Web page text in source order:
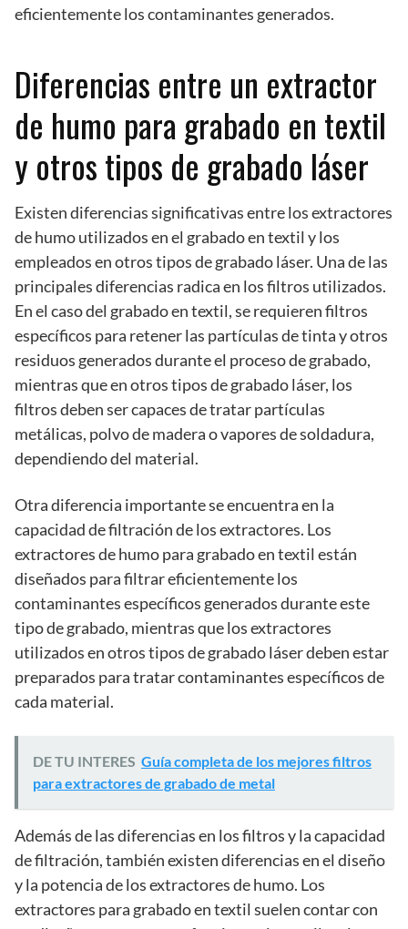
eficientemente los contaminantes generados.
Diferencias entre un extractor
de humo para grabado en textil
y otros tipos de grabado láser
Existen diferencias significativas entre los extractores
de humo utilizados en el grabado en textil y los
empleados en otros tipos de grabado láser. Una de las
principales diferencias radica en los filtros utilizados.
En el caso del grabado en textil, se requieren filtros
específicos para retener las partículas de tinta y otros
residuos generados durante el proceso de grabado,
mientras que en otros tipos de grabado láser, los
filtros deben ser capaces de tratar partículas
metálicas, polvo de madera o vapores de soldadura,
dependiendo del material.
Otra diferencia importante se encuentra en la
capacidad de filtración de los extractores. Los
extractores de humo para grabado en textil están
diseñados para filtrar eficientemente los
contaminantes específicos generados durante este
tipo de grabado, mientras que los extractores
utilizados en otros tipos de grabado láser deben estar
preparados para tratar contaminantes específicos de
cada material.
DE TU INTERES Guía completa de los mejores filtros
para extractores de grabado de metal
Además de las diferencias en los filtros y la capacidad
de filtración, también existen diferencias en el diseño
y la potencia de los extractores de humo. Los
extractores para grabado en textil suelen contar con